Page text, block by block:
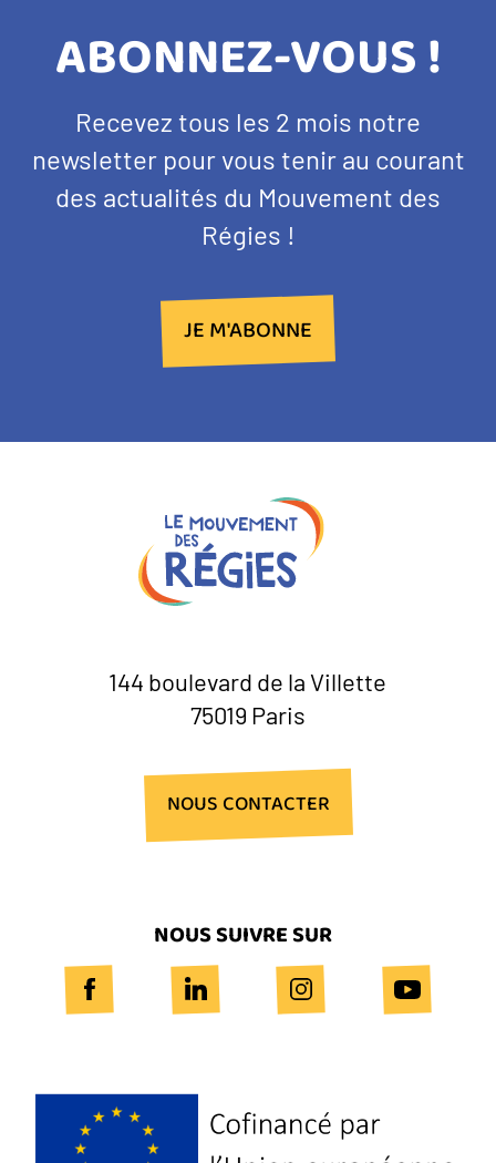
TITRE
BANDEAU
NEWSLETTER
ABONNEZ-VOUS !
Texte
d'introduction
Recevez tous les 2 mois notre
newsletter pour vous tenir au courant
des actualités du Mouvement des
Régies !
JE M'ABONNE
NOUS CONTACTER
144 boulevard de la Villette
75019 Paris
NOUS SUIVRE SUR
Logo
Europe